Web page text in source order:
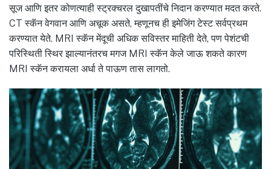
सूज आणि इतर कोणत्याही स्ट्रक्चरल दुखापतींचे निदान करण्यात मदत करते.
CT स्कॅन वेगवान आणि अचूक असते, म्हणूनच ही इमेजिंग टेस्ट सर्वप्रथम
करण्यात येते. MRI स्कॅन मेंदूची अधिक सविस्तर माहिती देते, पण पेशंटची
परिस्थिती स्थिर झाल्यानंतरच मगज MRI स्कॅन केले जाऊ शकते कारण
MRI स्कॅन करायला अर्धा ते पाऊण तास लागतो.